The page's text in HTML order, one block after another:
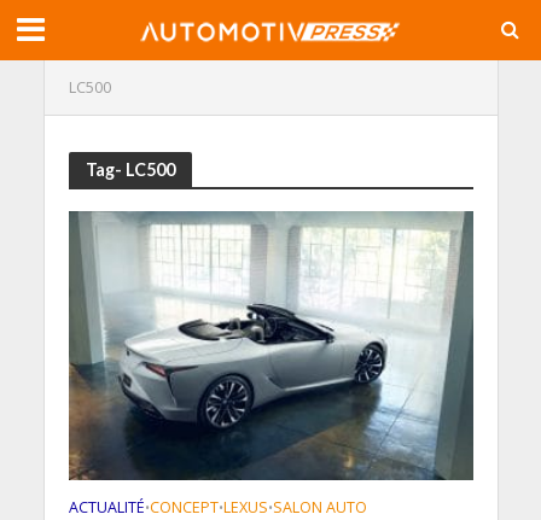
LC500
Tag- LC500
ACTUALITÉ•CONCEPT•LEXUS•SALON AUTO